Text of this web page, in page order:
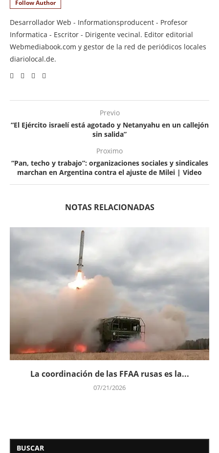
Follow Author
Desarrollador Web - Informationsproducent - Profesor
Informatica - Escritor - Dirigente vecinal. Editor editorial
Webmediabook.com y gestor de la red de periódicos locales
diariolocal.de.
Previo
“El Ejército israelí está agotado y Netanyahu en un callejón
sin salida”
Proximo
“Pan, techo y trabajo”: organizaciones sociales y sindicales
marchan en Argentina contra el ajuste de Milei | Video
NOTAS RELACIONADAS
La coordinación de las FFAA rusas es la...
07/21/2026
BUSCAR